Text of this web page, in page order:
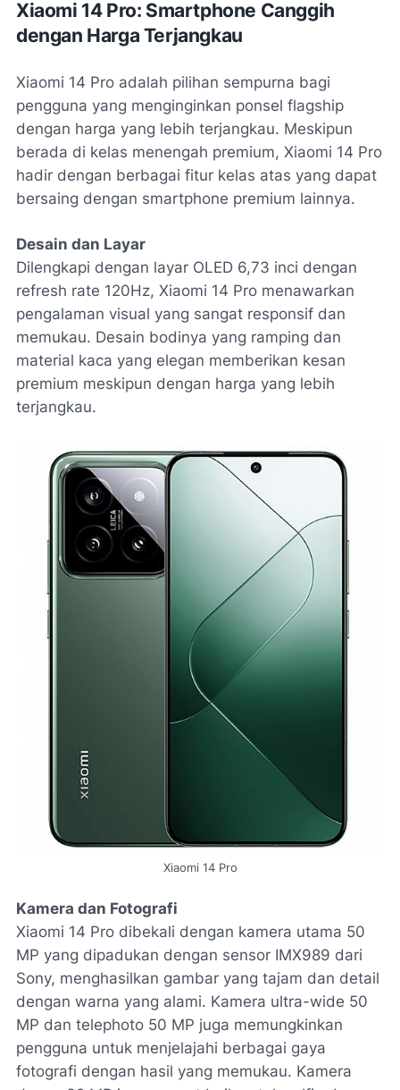
Xiaomi 14 Pro: Smartphone Canggih
dengan Harga Terjangkau
Xiaomi 14 Pro adalah pilihan sempurna bagi
pengguna yang menginginkan ponsel flagship
dengan harga yang lebih terjangkau. Meskipun
berada di kelas menengah premium, Xiaomi 14 Pro
hadir dengan berbagai fitur kelas atas yang dapat
bersaing dengan smartphone premium lainnya.
Desain dan Layar
Dilengkapi dengan layar OLED 6,73 inci dengan
refresh rate 120Hz, Xiaomi 14 Pro menawarkan
pengalaman visual yang sangat responsif dan
memukau. Desain bodinya yang ramping dan
material kaca yang elegan memberikan kesan
premium meskipun dengan harga yang lebih
terjangkau.
Xiaomi 14 Pro
Kamera dan Fotografi
Xiaomi 14 Pro dibekali dengan kamera utama 50
MP yang dipadukan dengan sensor IMX989 dari
Sony, menghasilkan gambar yang tajam dan detail
dengan warna yang alami. Kamera ultra-wide 50
MP dan telephoto 50 MP juga memungkinkan
pengguna untuk menjelajahi berbagai gaya
fotografi dengan hasil yang memukau. Kamera